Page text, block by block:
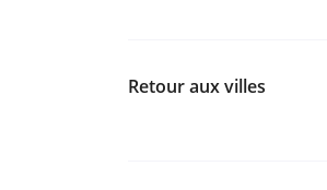
Retour aux villes